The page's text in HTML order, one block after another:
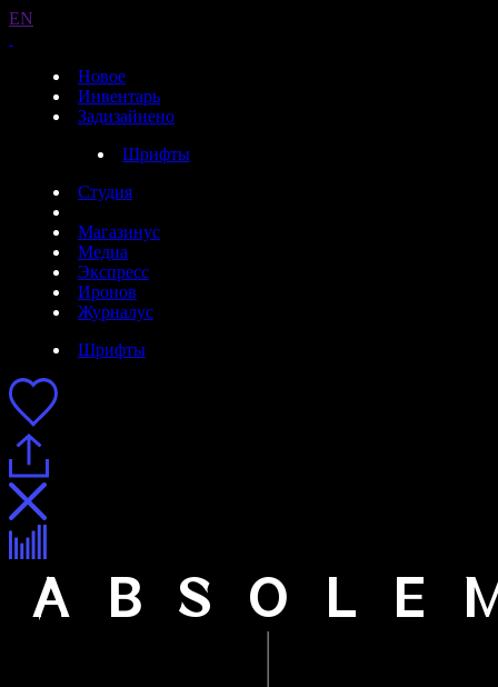
EN
Новое
Инвентарь
Задизайнено
Шрифты
Студия
Магазинус
Медиа
Экспресс
Иронов
Журналус
Шрифты
A B S O L E